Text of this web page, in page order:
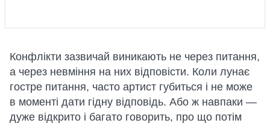
Конфлікти зазвичай виникають не через питання,
а через невміння на них відповісти. Коли лунає
гостре питання, часто артист губиться і не може
в моменті дати гідну відповідь. Або ж навпаки —
дуже відкрито і багато говорить, про що потім